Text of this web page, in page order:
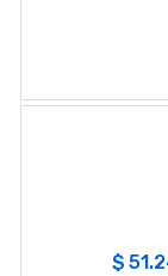
$